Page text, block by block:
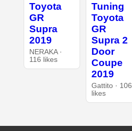
Toyota
GR
Supra
2019
NERAKA ·
116 likes
Tuning
Toyota
GR
Supra 2
Door
Coupe
2019
Gattito · 106
likes